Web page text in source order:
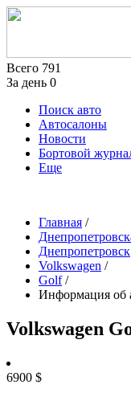
Всего 791
За день 0
Поиск авто
Автосалоны
Новости
Бортовой
Еще
Главная /
Днепропетровск
Volkswagen /
Golf /
Информация об
Volkswagen
6900 $